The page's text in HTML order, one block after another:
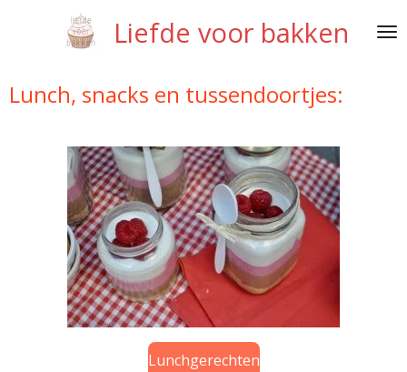
de
hoofdinhoud
Liefde voor bakken
Lunch, snacks en tussendoortjes:
Lunchgerechten